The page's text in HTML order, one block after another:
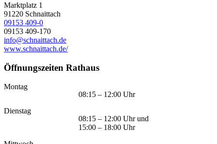
Marktplatz 1
91220 Schnaittach
09153 409-0
09153 409-170
info@schnaittach.de
www.schnaittach.de/
Öffnungszeiten Rathaus
Montag
08:15 – 12:00 Uhr
Dienstag
08:15 – 12:00 Uhr und
15:00 – 18:00 Uhr